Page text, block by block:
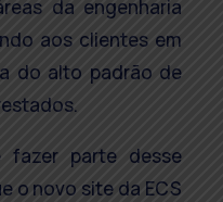
da engenharia
aos clientes em
do alto padrão de
fazer parte desse
o novo site da ECS